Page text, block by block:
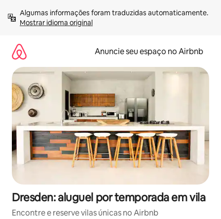
para
Mostrar idioma original
Anuncie seu espaço no Airbnb
Dresden: aluguel por temporada em vila
Encontre e reserve vilas únicas no Airbnb